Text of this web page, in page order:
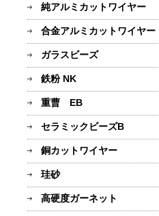
純アルミカットワイヤー
合金アルミカットワイヤー
ガラスビーズ
鉄粉 NK
重曹 EB
セラミックビーズB
銅カットワイヤー
珪砂
高硬度ガーネット